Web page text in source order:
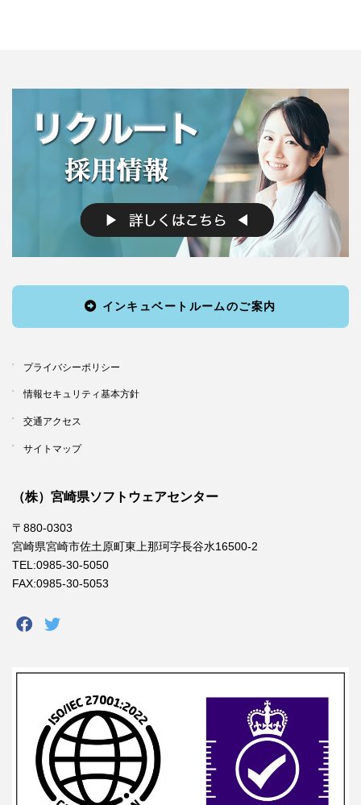
インキュベートルームのご案内
プライバシーポリシー
情報セキュリティ基本方針
交通アクセス
サイトマップ
（株）宮崎県ソフトウェアセンター
〒880-0303
宮崎県宮崎市佐土原町東上那珂字長谷水16500-2
TEL:0985-30-5050
FAX:0985-30-5053